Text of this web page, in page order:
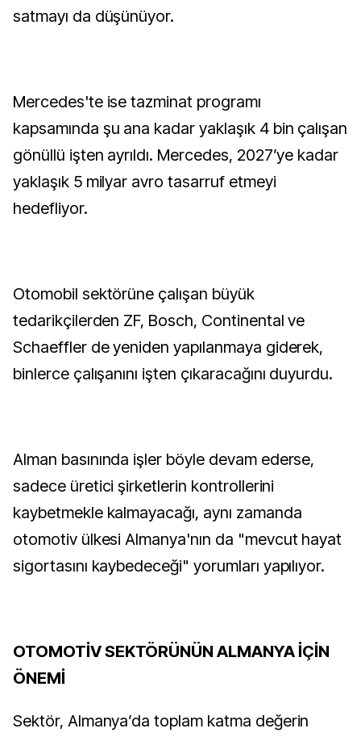
satmayı da düşünüyor.
Mercedes'te ise tazminat programı
kapsamında şu ana kadar yaklaşık 4 bin çalışan
gönüllü işten ayrıldı. Mercedes, 2027’ye kadar
yaklaşık 5 milyar avro tasarruf etmeyi
hedefliyor.
Otomobil sektörüne çalışan büyük
tedarikçilerden ZF, Bosch, Continental ve
Schaeffler de yeniden yapılanmaya giderek,
binlerce çalışanını işten çıkaracağını duyurdu.
Alman basınında işler böyle devam ederse,
sadece üretici şirketlerin kontrollerini
kaybetmekle kalmayacağı, aynı zamanda
otomotiv ülkesi Almanya'nın da "mevcut hayat
sigortasını kaybedeceği" yorumları yapılıyor.
OTOMOTİV SEKTÖRÜNÜN ALMANYA İÇİN
ÖNEMİ
Sektör, Almanya’da toplam katma değerin